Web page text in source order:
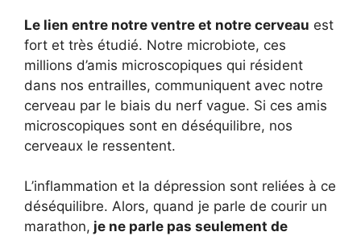
Le lien entre notre ventre et notre cerveau est
fort et très étudié. Notre microbiote, ces
millions d’amis microscopiques qui résident
dans nos entrailles, communiquent avec notre
cerveau par le biais du nerf vague. Si ces amis
microscopiques sont en déséquilibre, nos
cerveaux le ressentent.
L’inflammation et la dépression sont reliées à ce
déséquilibre. Alors, quand je parle de courir un
marathon, je ne parle pas seulement de